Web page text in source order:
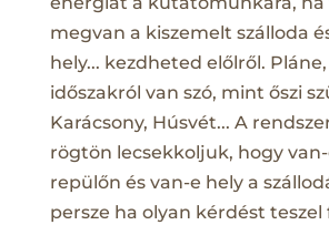
megvan a kiszemelt szálloda
hely... kezdheted előlről.
időszakról van szó, mint őszi
Karácsony, Húsvét... A
rögtön lecsekkoljuk, hogy
repülőn és van-e hely a
persze ha olyan kérdést teszel